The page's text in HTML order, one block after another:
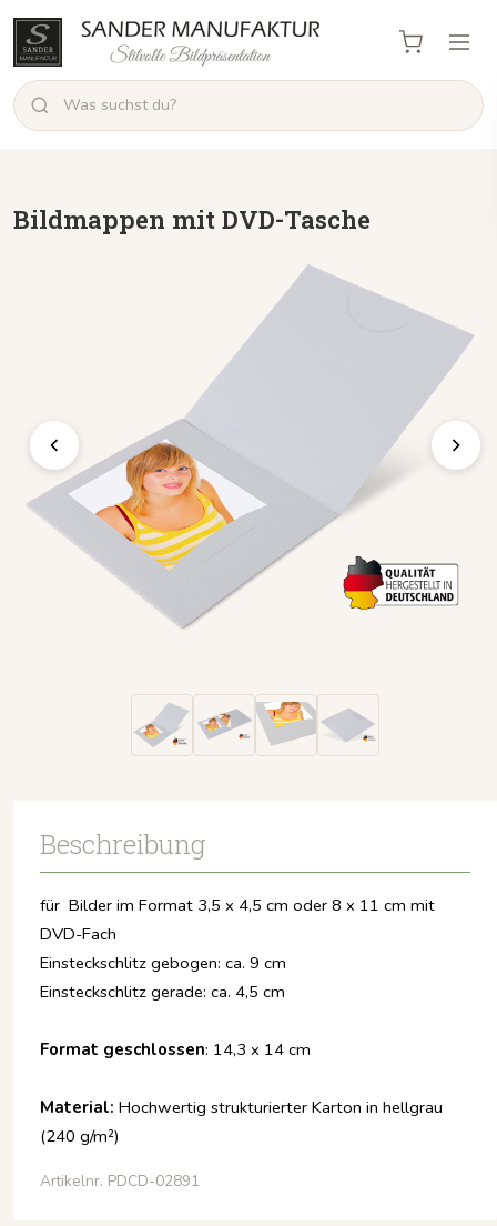
Bildmappen mit DVD-Tasche
Beschreibung
für Bilder im Format 3,5 x 4,5 cm oder 8 x 11 cm mit
DVD-Fach
Einsteckschlitz gebogen: ca. 9 cm
Einsteckschlitz gerade: ca. 4,5 cm
Format geschlossen: 14,3 x 14 cm
Material: Hochwertig strukturierter Karton in hellgrau
(240 g/m²)
Artikelnr. PDCD-02891